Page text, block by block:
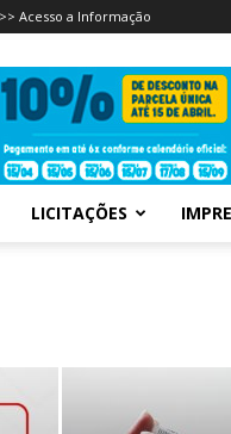
>> Acesso a Informação
LICITAÇÕES